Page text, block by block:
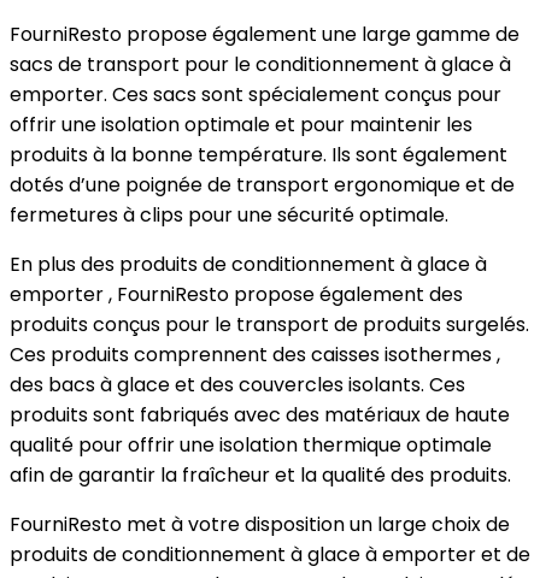
FourniResto propose également une large gamme de
sacs de transport pour le conditionnement à glace à
emporter. Ces sacs sont spécialement conçus pour
offrir une isolation optimale et pour maintenir les
produits à la bonne température. Ils sont également
dotés d’une poignée de transport ergonomique et de
fermetures à clips pour une sécurité optimale.
En plus des produits de conditionnement à glace à
emporter , FourniResto propose également des
produits conçus pour le transport de produits surgelés.
Ces produits comprennent des caisses isothermes ,
des bacs à glace et des couvercles isolants. Ces
produits sont fabriqués avec des matériaux de haute
qualité pour offrir une isolation thermique optimale
afin de garantir la fraîcheur et la qualité des produits.
FourniResto met à votre disposition un large choix de
produits de conditionnement à glace à emporter et de